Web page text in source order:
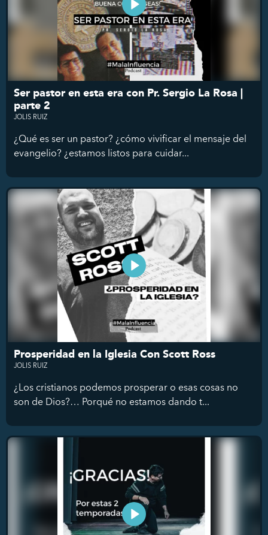
Ser pastor en esta era con Pr. Sergio La Rosa |
parte 2
JOLIS RUIZ
¿Qué es ser un pastor? ¿cómo vivificar el mensaje del
evangelio? ¿estamos listos para cuidar...
Prosperidad en la Iglesia Con Scott Ross
JOLIS RUIZ
¿Los cristianos podemos prosperar o esas cosas no
son de Dios?… Porqué no estamos dando t...